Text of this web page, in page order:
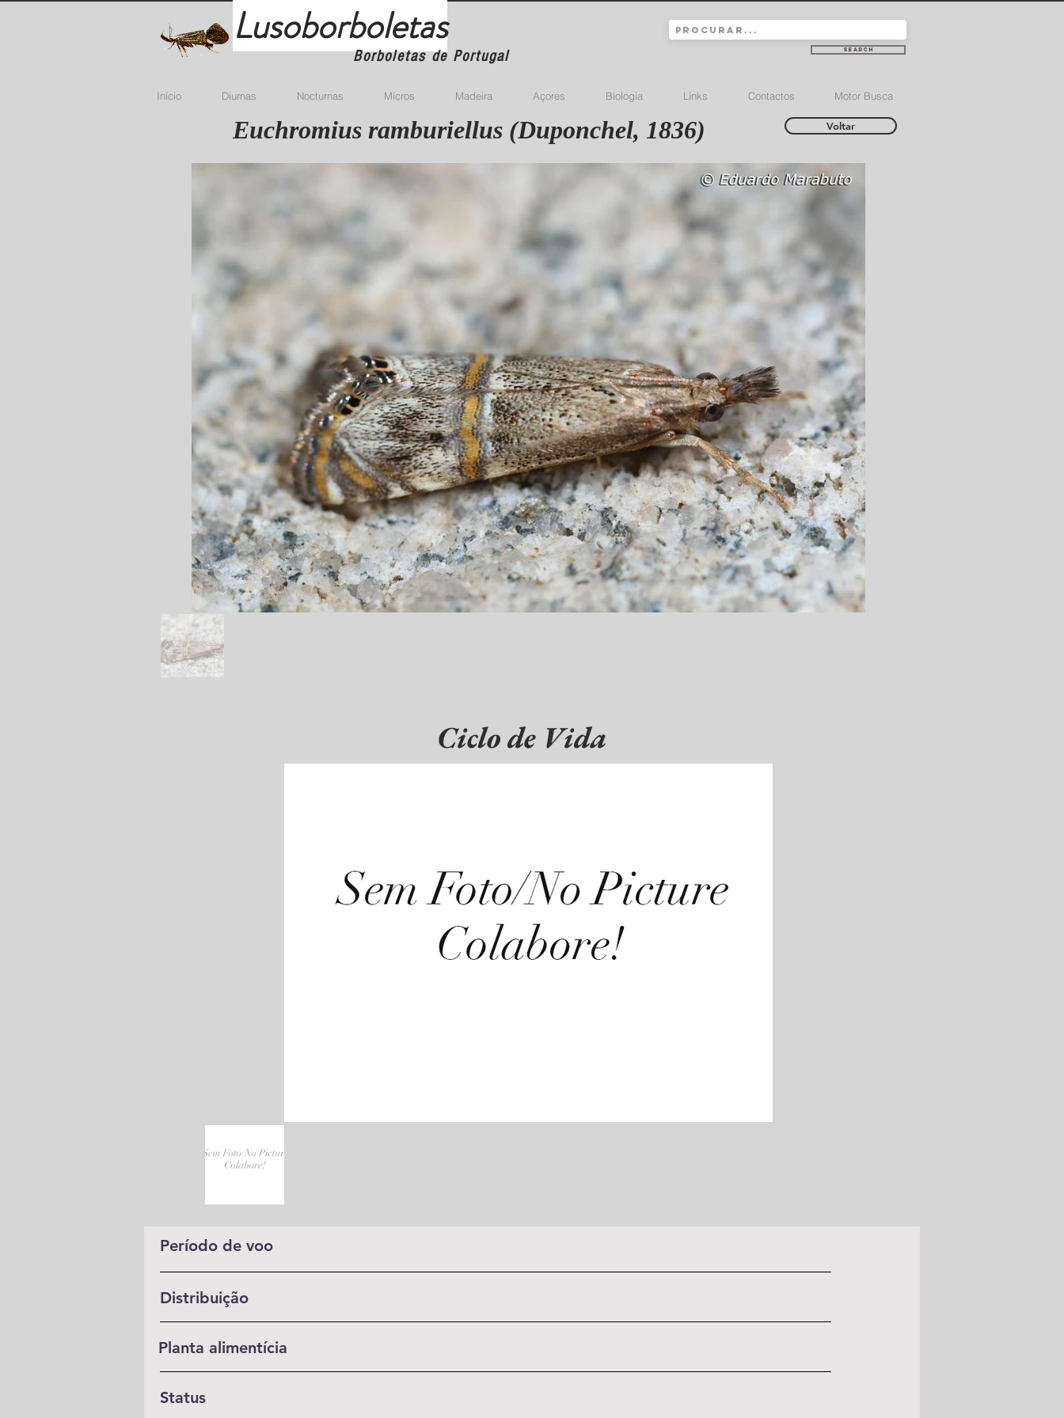
Lusoborboletas
Borboletas de Portugal Search
Início Diurnas Nocturnas Micros Madeira Açores Biologia Links Contactos Motor Busca
Euchromius ramburiellus (Duponchel, 1836) Voltar
Ciclo de Vida
Período de voo
Distribuição
Planta alimentícia
Status